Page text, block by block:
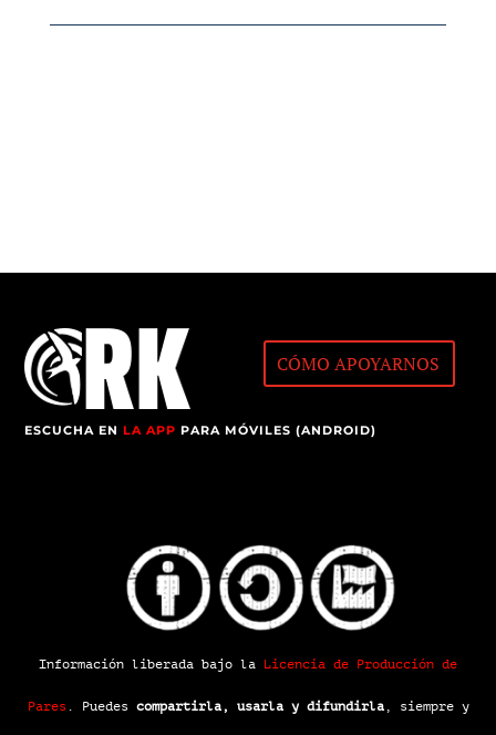
CÓMO APOYARNOS
ESCUCHA ENLA APP PARA MÓVILES (ANDROID)
Información liberada bajo la Licencia de Producción de
Pares. Puedes compartirla, usarla y difundirla, siempre y